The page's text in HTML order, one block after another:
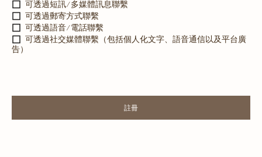
可透過短訊/多媒體訊息聯繫
可透過郵寄方式聯繫
可透過語音/電話聯繫
可透過社交媒體聯繫（包括個人化文字、語音通信以及平台廣
告）